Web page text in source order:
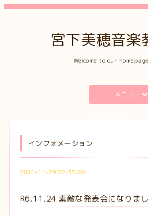
宮下美穂音楽
Welcome to our homepage
メニュー
インフォメーション
2024-11-29 22:33:00
R6.11.24 素敵な発表会になりま